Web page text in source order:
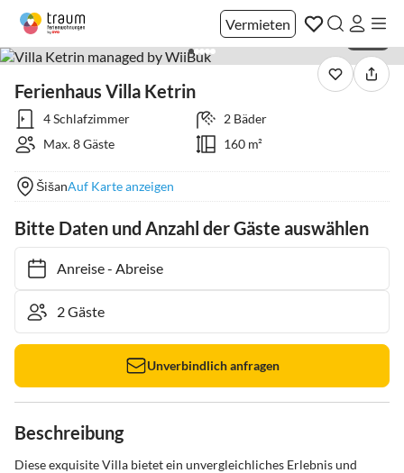
Vermieten
Ferienhaus Villa Ketrin
4 Schlafzimmer
2 Bäder
Max. 8 Gäste
160 m²
ŠišanAuf Karte anzeigen
Bitte Daten und Anzahl der Gäste auswählen
Anreise- Abreise
Unverbindlich anfragen
Beschreibung
Diese exquisite Villa bietet ein unvergleichliches Erlebnis und